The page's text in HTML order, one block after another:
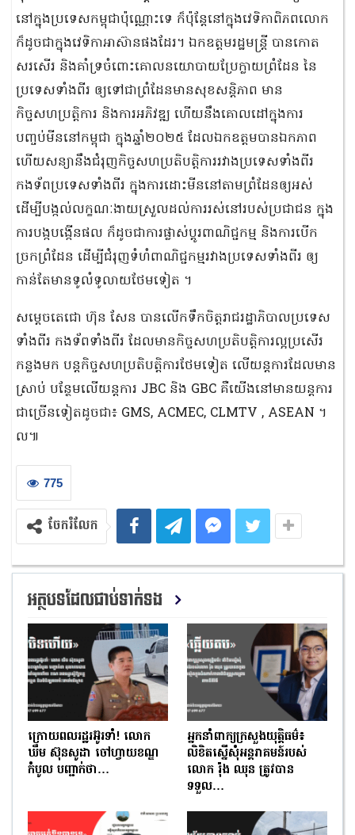
នៅក្នុងប្រទេសកម្ពុជាប៉ុណ្ណោះទេ ក៏ប៉ុន្តែនៅក្នុងវេទិកាពិភពលោក
ក៏ដូចជាក្នុងវេទិកាអាស៊ានផងដែរ។ ឯកឧត្តមរដ្ឋមន្រ្តី បានកោត
សរសើរ និងគាំទ្រចំពោះគោលនយោបាយប្រែក្លាយព្រំដែន នៃ
ប្រទេសទាំងពីរ ឲ្យទៅជាព្រំដែនមានសុខសន្តិភាព មាន
កិច្ចសហប្រត្តិការ និងការអភិវឌ្ឍ ហើយនឹងគោលដៅក្នុងការ
បញ្ចប់មីននៅកម្ពុជា ក្នុងឆ្នាំ២០២៥ ដែលឯកឧត្តមបានឯកភាព
ហើយសន្យានឹងជំរុញកិច្ចសហប្រតិបត្តិការរវាងប្រទេសទាំងពីរ
កងទ័ពប្រទេសទាំងពីរ ក្នុងការដោះមីននៅតាមព្រំដែនឲ្យអស់
ដើម្បីបង្កល់លក្ខណៈងាយស្រួលដល់ការរស់នៅរបស់ប្រជាជន ក្នុង
ការបង្កបង្កើនផល ក៏ដូចជាការផ្លាស់ប្ដូរពាណិជ្ជកម្ម និងការបើក
ច្រកព្រំដែន ដើម្បីជំរុញទំហំពាណិជ្ជកម្មរវាងប្រទេសទាំងពីរ ឲ្យ
កាន់តែមានទូលំទូលាយថែមទៀត ។
សម្ដេចតេជោ ហ៊ុន សែន បានលើកទឹកចិត្តរាជរដ្ឋាភិបាលប្រទេស
ទាំងពីរ កងទ័ពទាំងពីរ ដែលមានកិច្ចសហប្រតិបត្តិការល្អប្រសើរ
កន្លងមក បន្តកិច្ចសហប្រតិបត្តិការថែមទៀត លើយន្តការដែលមាន
ស្រាប់ បន្ថែមលើយន្តការ JBC និង GBC គឺយើងនៅមានយន្តការ
ជាច្រើនទៀតដូចជា៖ GMS, ACMEC, CLMTV , ASEAN ។
ល៕
775
ចែករំលែក
អត្ថបទដែលជាប់ទាក់ទង
ក្រោយពលរដ្ឋរអ៊ូរទាំ! លោក
ឃឹម ស៊ុនសូដា ចៅហ្វាយខណ្ឌ
កំបូល បញ្ជាក់ថា…
អ្នកនាំពាក្យក្រសួងយុត្តិធម៌៖
លិខិតស្នើសុំអន្តរាគមន៍របស់
លោក រ៉ុង ឈុន ត្រូវបាន
ទទួល…